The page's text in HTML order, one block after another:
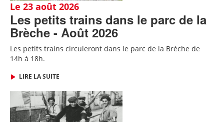
Le 23 août 2026
Les petits trains dans le parc de la
Brèche - Août 2026
Les petits trains circuleront dans le parc de la Brèche de
14h à 18h.
LIRE LA SUITE